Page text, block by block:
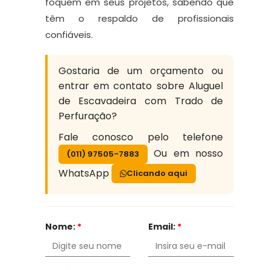
têm o respaldo de profissionais
confiáveis.
Gostaria de um orçamento ou
entrar em contato sobre Aluguel
de Escavadeira com Trado de
Perfuração?
Fale conosco pelo telefone
(011) 97505-7883
Ou em nosso
WhatsApp
Clicando aqui
Nome: * Email: *